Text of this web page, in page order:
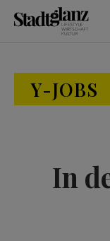
Y-JOBS
In